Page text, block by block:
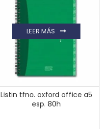
Listin tfno. oxford office a5
esp. 80h
LEER MÁS